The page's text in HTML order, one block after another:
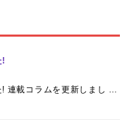
!
連載コラムを更新しまし …